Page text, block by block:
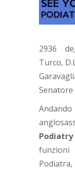
2936
Turco,
Senatore
Podiatry